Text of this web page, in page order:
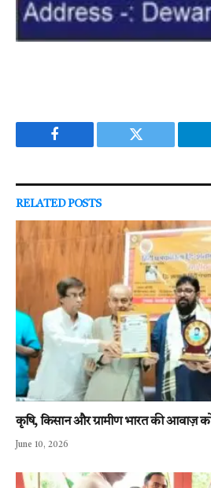
Facebook Twitter
RELATEDPOSTS
कृषि, किसान और ग्रामीण भारत की आवाज़ को
June 10, 2026